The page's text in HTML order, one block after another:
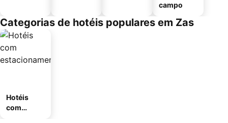
campo
Categorias de hotéis populares em Zas
Hotéis
com